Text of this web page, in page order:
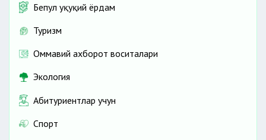
Бепул ҳуқуқий ёрдам
Туризм
Оммавий ахборот воситалари
Экология
Абитуриентлар учун
Спорт